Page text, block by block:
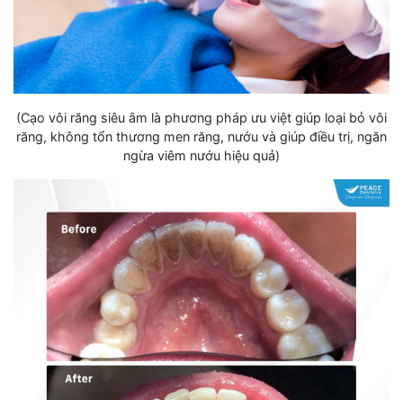
(Cạo vôi răng siêu âm là phương pháp ưu việt giúp loại bỏ vôi
răng, không tổn thương men răng, nướu và giúp điều trị, ngăn
ngừa viêm nướu hiệu quả)